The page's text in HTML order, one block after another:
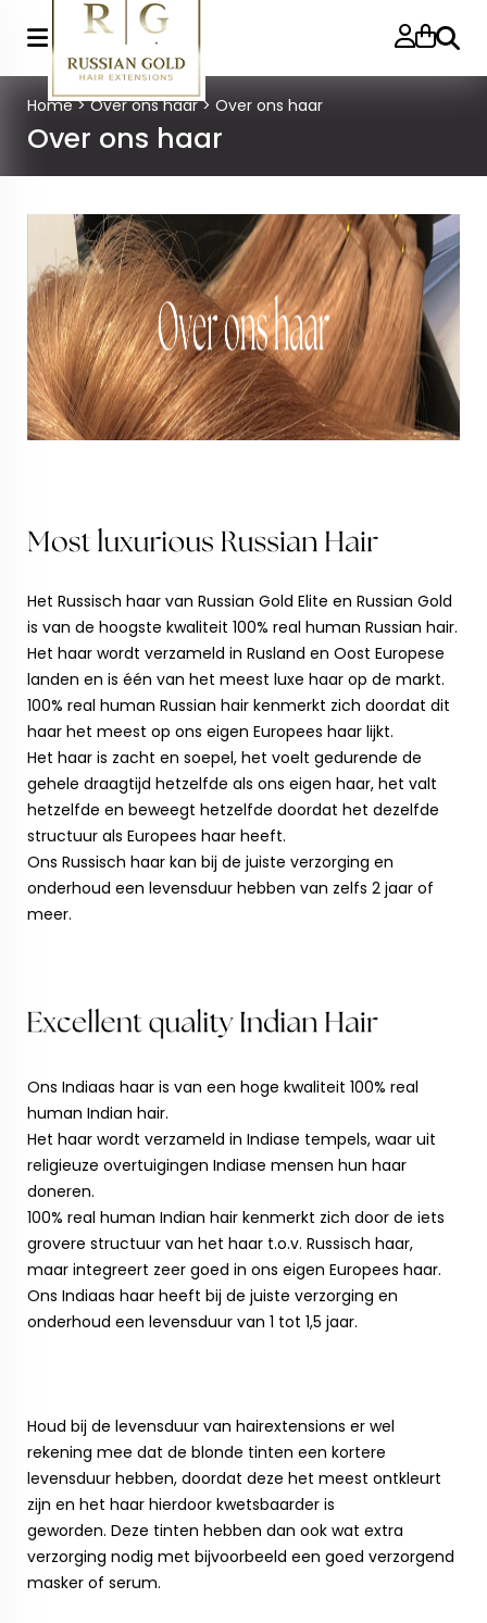
Home>Over ons haar> Over ons haar
Over ons haar
Het Russisch haar van Russian Gold Elite en Russian Gold
is van de hoogste kwaliteit 100% real human Russian hair.
Het haar wordt verzameld in Rusland en Oost Europese
landen en is één van het meest luxe haar op de markt.
100% real human Russian hair kenmerkt zich doordat dit
haar het meest op ons eigen Europees haar lijkt.
Het haar is zacht en soepel, het voelt gedurende de
gehele draagtijd hetzelfde als ons eigen haar, het valt
hetzelfde en beweegt hetzelfde doordat het dezelfde
structuur als Europees haar heeft.
Ons Russisch haar kan bij de juiste verzorging en
onderhoud een levensduur hebben van zelfs 2 jaar of
meer.
Ons Indiaas haar is van een hoge kwaliteit 100% real
human Indian hair.
Het haar wordt verzameld in Indiase tempels, waar uit
religieuze overtuigingen Indiase mensen hun haar
doneren.
100% real human Indian hair kenmerkt zich door de iets
grovere structuur van het haar t.o.v. Russisch haar,
maar integreert zeer goed in ons eigen Europees haar.
Ons Indiaas haar heeft bij de juiste verzorging en
onderhoud een levensduur van 1 tot 1,5 jaar.
Houd bij de levensduur van hairextensions er wel
rekening mee dat de blonde tinten een kortere
levensduur hebben, doordat deze het meest ontkleurt
zijn en het haar hierdoor kwetsbaarder is
geworden. Deze tinten hebben dan ook wat extra
verzorging nodig met bijvoorbeeld een goed verzorgend
masker of serum.